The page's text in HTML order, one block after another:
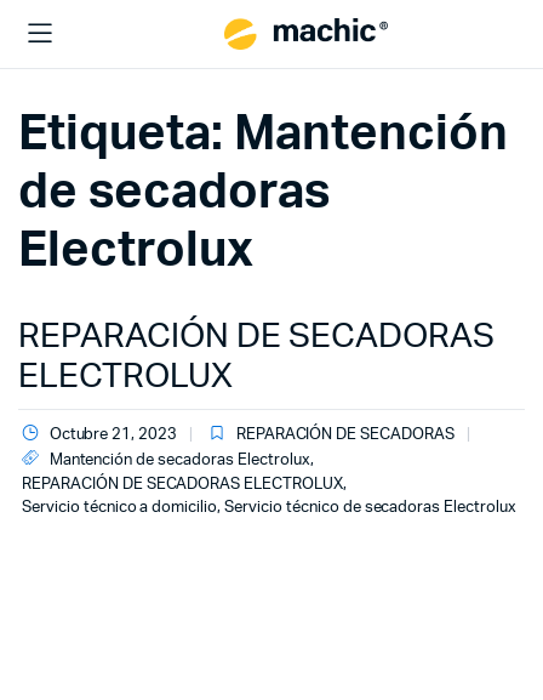
Etiqueta: Mantención
de secadoras
Electrolux
REPARACIÓN DE SECADORAS
ELECTROLUX
Octubre 21, 2023
REPARACIÓN DE SECADORAS
Mantención de secadoras Electrolux,
REPARACIÓN DE SECADORAS ELECTROLUX,
Servicio técnico a domicilio, Servicio técnico de secadoras Electrolux